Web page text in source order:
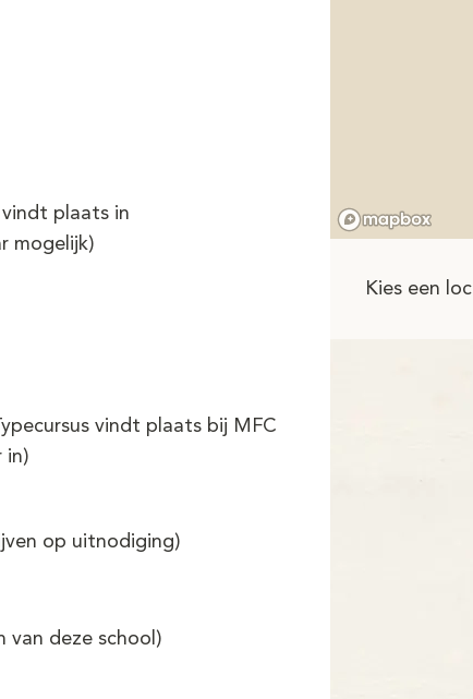
vindt plaats in
mogelijk)
vindt plaats bij MFC
in)
op uitnodiging)
van deze school)
Kies een